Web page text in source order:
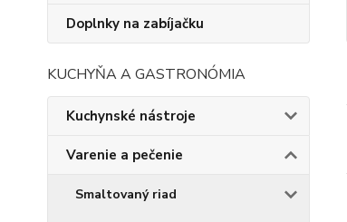
Doplnky na zabíjačku
KUCHYŇA A GASTRONÓMIA
Kuchynské nástroje
Varenie a pečenie
Smaltovaný riad